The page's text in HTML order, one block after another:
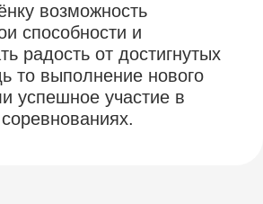
возможность
способности и
радость от достигнутых
то выполнение нового
успешное участие в